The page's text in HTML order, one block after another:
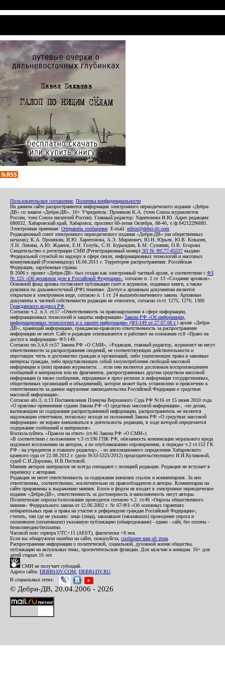
Пользовательское соглашение Политика конфиденциальности
На данном сайте распространяется информация электронного периодического издания «Дебри-
ДВ» со знаком «Дебри-ДВ». 16+ Учредитель: Пронякин К.А. (член Союза журналистов
России, член Союза писателей России). Главный редактор: Харитонова И.Ю. Адрес редакции:
680032, Хабаровский край, Хабаровск, проспект 60-летия Октября, 88-46, т./ф.84212296081.
Электронная приемная: Отправить сообщение . E-mail: editor@debri-dv.com
Редакционный совет электронного периодического издания «Дебри-ДВ» (на общественных
началах): К.А. Пронякин, И.Ю. Харитонова, А.Э. Мирмович, Ю.Н. Юрьев, Ю.В. Ковалев,
Л.Н. Левина, А.Ю. Жданов, Е.Н. Голубь, С.Н. Бурындин, Б.М. Сухинин, О.В. Егорова
Свидетельство о регистрации СМИ (Регистрационный номер) ЭЛ № ФС77-45537 выдано
Федеральной службой по надзору в сфере связи, информационных технологий и массовых
коммуникаций (Роскомнадзор) 16.06.2011 г. Территория распространения: Российская
Федерация, зарубежные страны.
В 2006 г. проект «Дебри-ДВ» был создан как электронный частный архив, в соответствии с ФЗ
№ 125 «Об архивном деле в Российской Федерации» , согласно п. 2 ст. 13 «Создание архивов».
Основной фонд архива составляют публикации газет и журналов, изданные книги, а также
рукописи по дальневосточной (РФ) тематике. Доступ к архивным документам является
открытым в электронном виде, согласно п. 1 ст. 24 вышеобозначенного закона. Архивные
документы к частной собственности редакции не относятся, согласно ст.ст. 1275, 1276, 1306
Гражданского кодекса РФ
Согласно ч.2. п.3. ст.17 «Ответственность за правонарушения в сфере информации,
информационных технологий и защиты информации» Закона РФ «Об информации,
информационных технологиях и о защите информации» (ФЗ-149 от 27.07.06 г.) архив «Дебри-
ДВ», хранящий информацию, гражданско-правовую ответственность за распространение
информации не несет. Сайт и редакция основываются и работают на основании ст.8 «Право на
доступ к информации» ФЗ-149.
Согласно пп.3,4,6 ст.57 Закона РФ «О СМИ», «Редакция, главный редактор, журналист не несут
ответственности за распространение сведений, не соответствующих действительности и
порочащих честь и достоинство граждан и организаций, либо ущемляющих права и законные
интересы граждан, либо представляющих собой злоупотребление свободой массовой
информации и (или) правами журналиста: ...если они являются дословным воспроизведением
сообщений и материалов или их фрагментов, распространенных другим средством массовой
информации (а также сообщения, переданные в пресс-релизах и информация государственных,
общественных организаций и объединений), которое может быть установлено и привлечено к
ответственности за данное нарушение законодательства Российской Федерации о средствах
массовой информации».
Согласно абз.3, п.13 Постановления Пленума Верховного Суда РФ №16 от 15 июня 2010 года
«О практике применения судами Закона РФ «О средствах массовой информации», «по делам,
вытекающим из содержания распространенной информации, распространитель не является
надлежащим ответчиком, поскольку исходя из положений Закона РФ «О средствах массовой
информации» не вправе вмешиваться в деятельность редакции, в ходе которой определяется
содержание сообщений и материалов».
Воспользуйтесь «Правом на ответ» (ст.46 Закона РФ «О СМИ»).
«В соответствии с положением ч.3 ст.196 ГПК РФ, обязанность компенсации морального вреда
подлежит возложению на авторов, а по опубликованию опровержения, в порядке ч.2 ст.152 ГК
РФ - на учредителя и главного редактор», - из апелляционного определения Хабаровского
краевого суда от 22.08.2012 г. (дело №33-5325/2012) председательствующего И.И.Куликовой,
судей С.И.Дорожко, Н.В.Пестовой.
Мнения авторов материалов не всегда совпадают с позицией редакции. Редакция не вступает в
переписку с авторами.
Редакция не несет ответственность за содержание внешних ссылок и комментариев. За них
ответственны, соответственно, исключительно их правообладатели и авторы. Комментарии на
сайте приравнены к выражению мнения. Блоги и форум не входят в электронное периодическое
издание «Дебри-ДВ», ответственность за достоверность и наполняемость несут авторы.
Политические опросы/голосования проводятся согласно ч.2. ст.46 «Опросы общественного
мнения» Федерального закона от 12.06.2002 г. № 67-ФЗ «Об основных гарантиях
избирательных прав и права на участие в референдуме граждан Российской Федерации»;
считать, там где не указано: лицо (лица), заказавшее (заказавших) проведение опроса и
оплатившее (оплативших) указанную публикацию (обнародование) - едино - сайт, без оплаты -
безвозмездно/бесплатно.
Часовой пояс сервера UTC+11 (AEST), фактически +8 мск.
Если вы обнаружили ошибки на сайте, пожалуйста, сообщите нам об этом
Распространение информации о политической, социальной, духовной жизни общества,
публикации на актуальные темы, просветительские функции. Для мужчин и женщин. 16+ для
детей старше 16 лет.
СМИ не получает субсидий.
Адреса сайта: DEBRI-DV.COM DEBRI-DV.RU
В социальных сетях:
© Дебри-ДВ, 20.04.2006 - 2026